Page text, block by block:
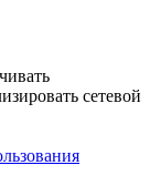
сетевой